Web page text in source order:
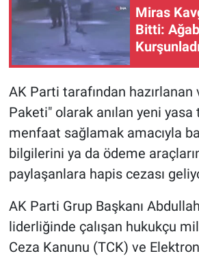
Miras
Bitti:
AK Parti tarafından hazırlanan
Paketi" olarak anılan yeni yasa
menfaat sağlamak amacıyla
bilgilerini ya da ödeme
paylaşanlara hapis cezası
AK Parti Grup Başkanı
liderliğinde çalışan hukukçu
Ceza Kanunu (TCK) ve